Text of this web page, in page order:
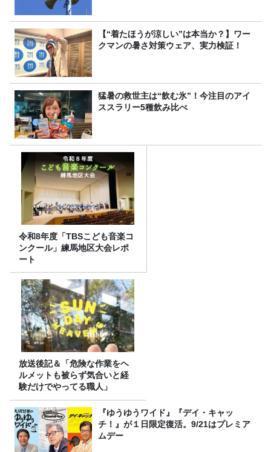
【“着たほうが涼しい”は本当か？】ワー
クマンの暑さ対策ウェア、実力検証！
猛暑の救世主は“飲む氷”！今注目のアイ
ススラリー5種飲み比べ
令和8年度「TBSこども音楽コ
ンクール」練馬地区大会レポ
ート
放送後記＆「危険な作業をヘ
ルメットも被らず気合いと経
験だけでやってる職人」
『ゆうゆうワイド』『デイ・キャッ
チ！』が１日限定復活。9/21はプレミア
ムデー